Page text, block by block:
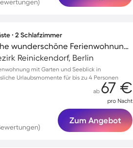
∙ 2 Schlafzimmer
Familienfreundliche wunderschöne Ferienwohnung mit Garten | Seeblick
Reinickendorf, Berlin
mit Garten und Seeblick in
Urlaubsmomente für bis zu 4 Personen
ab 67 €
pro Nacht
Zum Angebot